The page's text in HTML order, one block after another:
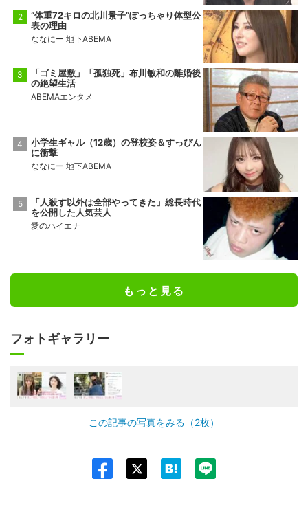
“体重72キロの北川景子”ぽっちゃり体型公
表の理由
ななにー 地下ABEMA
「ゴミ屋敷」「孤独死」布川敏和の離婚後
の絶望生活
ABEMAエンタメ
小学生ギャル（12歳）の登校姿＆すっぴん
に衝撃
ななにー 地下ABEMA
「人殺す以外は全部やってきた」総長時代
を公開した人気芸人
愛のハイエナ
もっと見る
フォトギャラリー
この記事の写真をみる（2枚）